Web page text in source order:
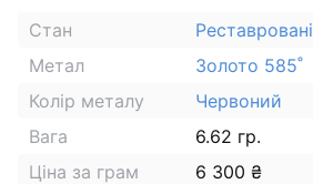
Стан
Реставровані
Метал
Золото 585˚
Колір металу
Червоний
Вага
6.62 гр.
Ціна за грам
6 300 ₴